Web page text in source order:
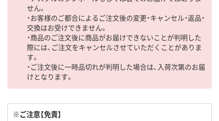
せん。
・お客様のご都合によるご注文後の変更・キャンセル・返品・
交換はお受けできません。
・商品のご注文後に商品がお届けできないことが判明した
際には、ご注文をキャンセルさせていただくことがありま
す。
・ご注文後に一時品切れが判明した場合は、入荷次第のお届
けとなります。
※ご注意【免責】